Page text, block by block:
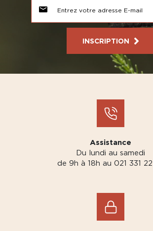
INSCRIPTION
Assistance
Du lundi au samedi
de 9h à 18h au 021 331